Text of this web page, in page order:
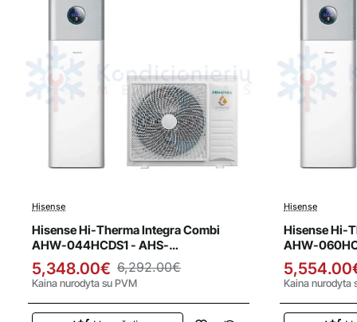
Išpardavimas
Hisense
Hisense Hi-Therma Integra Combi
AHW-044HCDS1 - AHS-
044HCDSAA-23 4.4 kW oras-vanduo
šilumos siurblys
5,348.00€ 6,292.00€
Kaina nurodyta su PVM
Hisense
Hisense Hi-
AHW-
šilumos
Kaina nurodyta